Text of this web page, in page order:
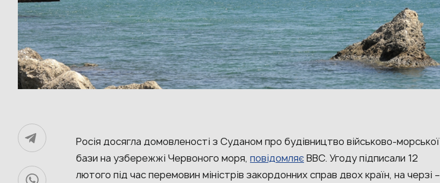
Росія досягла домовленості з Суданом про будівництво військово-морської
бази на узбережжі Червоного моря, повідомляєBBC. Угоду підписали 12
лютого під час перемовин міністрів закордонних справ двох країн, на черзі –